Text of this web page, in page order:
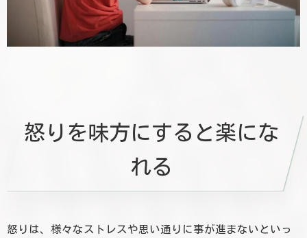
怒りを味方にすると楽にな
れる
怒りは、様々なストレスや思い通りに事が進まないといっ